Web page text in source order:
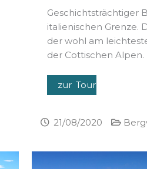
Geschichtsträchtiger
italienischen Grenze.
der wohl am
der Cottischen Alpen.
zur Tour
21/08/2020